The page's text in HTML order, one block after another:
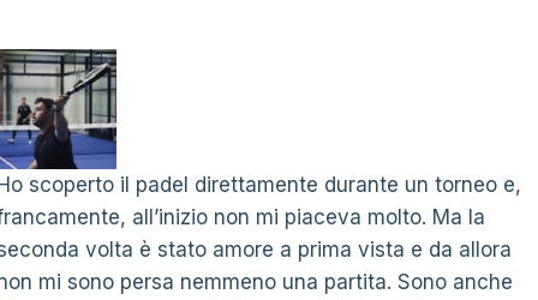
scoperto il padel direttamente durante un torneo e,
all’inizio non mi piaceva molto. Ma la
volta è stato amore a prima vista e da allora
mi sono persa nemmeno una partita. Sono anche